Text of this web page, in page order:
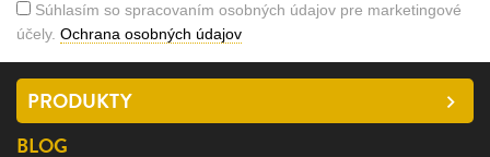
Súhlasím so spracovaním osobných údajov pre marketingové
účely. Ochrana osobných údajov
PRODUKTY
BLOG